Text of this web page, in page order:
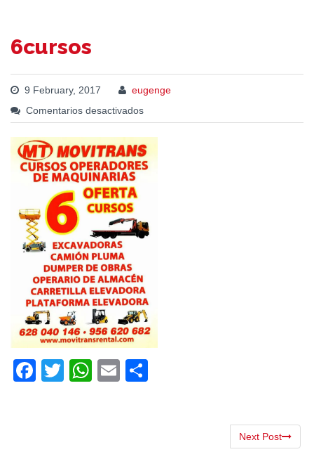
6cursos
9 February, 2017
eugenge
Comentarios desactivados
Facebook
TwitterWhatsApp
Email
Next Post